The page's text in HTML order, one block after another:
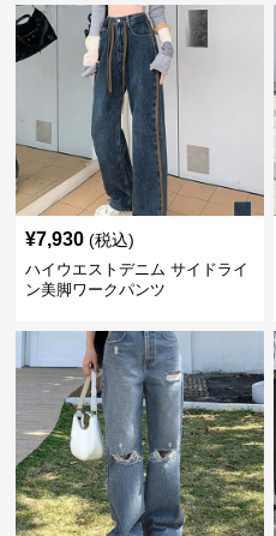
¥7,930 (税込)
ハイウエストデニム サイドライ
ン美脚ワークパンツ